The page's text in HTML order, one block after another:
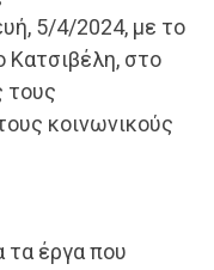
5/4/2024, με το
Κατσιβέλη, στο
τους
κοινωνικούς
τα έργα που